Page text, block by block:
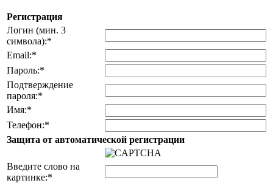
Регистрация
Логин (мин. 3
символа):*
Email:*
Пароль:*
Подтверждение
пароля:*
Имя:*
Телефон:*
Защита от автоматической регистрации
Введите слово на
картинке:*